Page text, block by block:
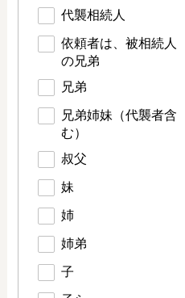
代襲相続人
依頼者は、被相続人
の兄弟
兄弟
兄弟姉妹（代襲者含
む）
叔父
妹
姉
姉弟
子